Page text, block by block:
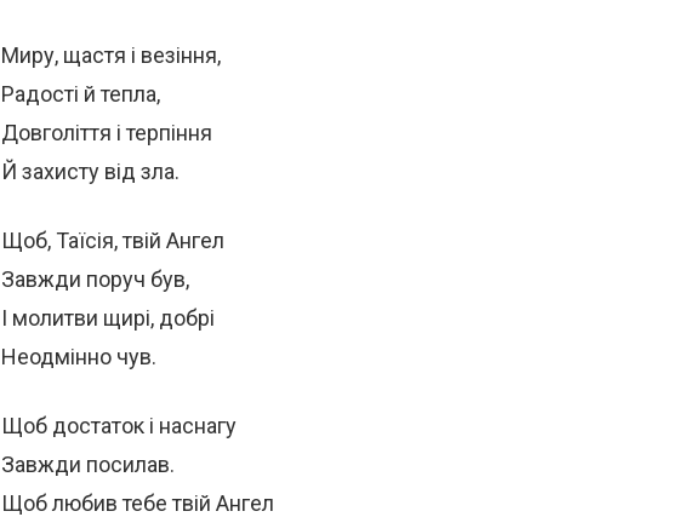
Миру, щастя і везіння,
Радості й тепла,
Довголіття і терпіння
Й захисту від зла.
Щоб, Таїсія, твій Ангел
Завжди поруч був,
І молитви щирі, добрі
Неодмінно чув.
Щоб достаток і наснагу
Завжди посилав.
Щоб любив тебе твій Ангел